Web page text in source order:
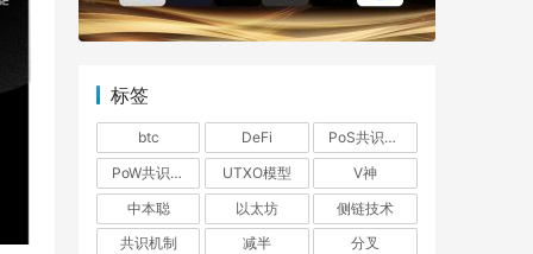
标签
btc DeFi
PoS共识机制
PoW共识机制
UTXO模型
V神
中本聪
以太坊
侧链技术
共识机制
减半
分叉